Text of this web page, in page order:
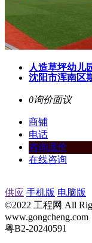
人造草坪幼儿
沈阳市浑南区
0询价面议
商铺
电话
咨询底价
在线咨询
供应 手机版 电脑版
©2022 工程网 All
www.gongcheng.com
粤B2-20240591